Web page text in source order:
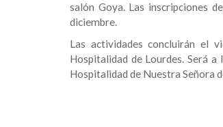
salón Goya. Las inscripciones
diciembre.
Las actividades concluirán el
Hospitalidad de Lourdes. Será
Hospitalidad de Nuestra Señora